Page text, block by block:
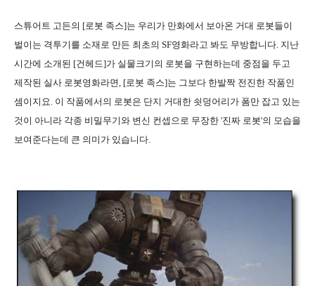
스튜어트 고든의 [로봇 족스]는 우리가 만화에서 보아온 거대 로봇들이
벌이는 격투기를 소재로 만든 최초의 SF영화라고 봐도 무방합니다. 지난
시간에 소개된 [건헤드]가 실물크기의 로봇을 구현하는데 중점을 두고
제작된 실사 로봇영화라면, [로봇 족스]는 그보다 한발짝 전진한 작품인
셈이지요. 이 작품에서의 로봇은 단지 거대한 쇳덩어리가 폼만 잡고 있는
것이 아니라 각종 비밀무기와 변신 컨셉으로 무장한 '진짜 로봇'의 모습을
보여준다는데 큰 의미가 있습니다.